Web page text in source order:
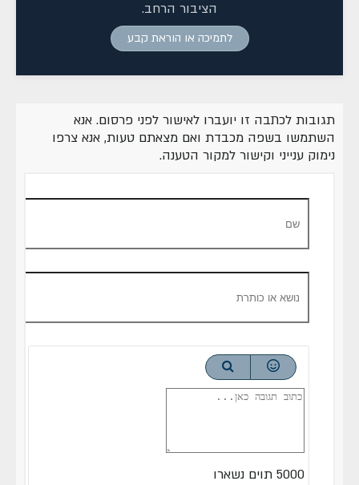
הציבור הרחב.
לתמיכה או הוראת קבע
תגובות לכתבה זו יועברו לאישור לפני פרסום. אנא
השתמשו בשפה מכבדת ואם מצאתם טעות, אנא צרפו
נימוק ענייני וקישור למקור הטענה.
5000 תוים נשארו